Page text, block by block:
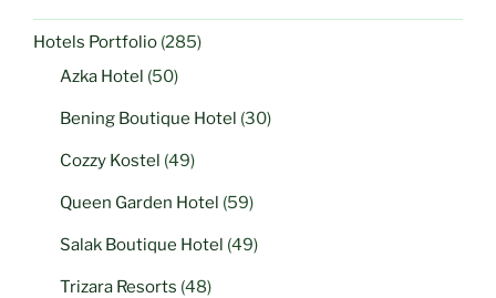
Hotels Portfolio (285)
Azka Hotel (50)
Bening Boutique Hotel (30)
Cozzy Kostel (49)
Queen Garden Hotel (59)
Salak Boutique Hotel (49)
Trizara Resorts (48)